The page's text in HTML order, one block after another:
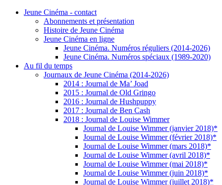
Jeune Cinéma - contact
Abonnements et présentation
Histoire de Jeune Cinéma
Jeune Cinéma en ligne
Jeune Cinéma. Numéros réguliers (2014-2026)
Jeune Cinéma. Numéros spéciaux (1989-2020)
Au fil du temps
Journaux de Jeune Cinéma (2014-2026)
2014 : Journal de Ma’ Joad
2015 : Journal de Old Gringo
2016 : Journal de Hushpuppy
2017 : Journal de Ben Cash
2018 : Journal de Louise Wimmer
Journal de Louise Wimmer (janvier 2018)*
Journal de Louise Wimmer (février 2018)*
Journal de Louise Wimmer (mars 2018)*
Journal de Louise Wimmer (avril 2018)*
Journal de Louise Wimmer (mai 2018)*
Journal de Louise Wimmer (juin 2018)*
Journal de Louise Wimmer (juillet 2018)*